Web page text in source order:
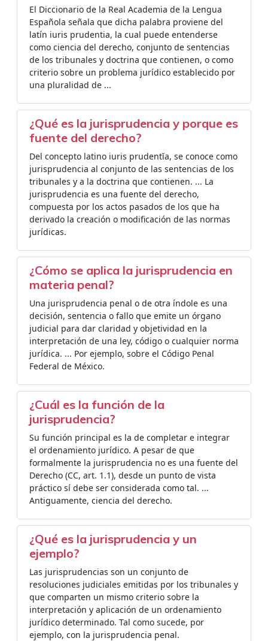
El Diccionario de la Real Academia de la Lengua
Española señala que dicha palabra proviene del
latín iuris prudentia, la cual puede entenderse
como ciencia del derecho, conjunto de sentencias
de los tribunales y doctrina que contienen, o como
criterio sobre un problema jurídico establecido por
una pluralidad de ...
¿Qué es la jurisprudencia y porque es
fuente del derecho?
Del concepto latino iuris prudentĭa, se conoce como
jurisprudencia al conjunto de las sentencias de los
tribunales y a la doctrina que contienen. ... La
jurisprudencia es una fuente del derecho,
compuesta por los actos pasados de los que ha
derivado la creación o modificación de las normas
jurídicas.
¿Cómo se aplica la jurisprudencia en
materia penal?
Una jurisprudencia penal o de otra índole es una
decisión, sentencia o fallo que emite un órgano
judicial para dar claridad y objetividad en la
interpretación de una ley, código o cualquier norma
jurídica. ... Por ejemplo, sobre el Código Penal
Federal de México.
¿Cuál es la función de la
jurisprudencia?
Su función principal es la de completar e integrar
el ordenamiento jurídico. A pesar de que
formalmente la jurisprudencia no es una fuente del
Derecho (CC, art. 1.1), desde un punto de vista
práctico sí debe ser considerada como tal. ...
Antiguamente, ciencia del derecho.
¿Qué es la jurisprudencia y un
ejemplo?
Las jurisprudencias son un conjunto de
resoluciones judiciales emitidas por los tribunales y
que comparten un mismo criterio sobre la
interpretación y aplicación de un ordenamiento
jurídico determinado. Tal como sucede, por
ejemplo, con la jurisprudencia penal.